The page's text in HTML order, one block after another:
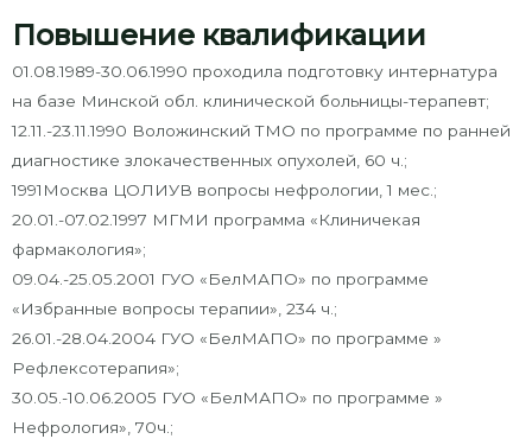
Повышение квалификации
01.08.1989-30.06.1990 проходила подготовку интернатура
на базе Минской обл. клинической больницы-терапевт;
12.11.-23.11.1990 Воложинский ТМО по программе по ранней
диагностике злокачественных опухолей, 60 ч.;
1991Москва ЦОЛИУВ вопросы нефрологии, 1 мес.;
20.01.-07.02.1997 МГМИ программа «Клиничекая
фармакология»;
09.04.-25.05.2001 ГУО «БелМАПО» по программе
«Избранные вопросы терапии», 234 ч.;
26.01.-28.04.2004 ГУО «БелМАПО» по программе »
Рефлексотерапия»;
30.05.-10.06.2005 ГУО «БелМАПО» по программе »
Нефрология», 70ч.;